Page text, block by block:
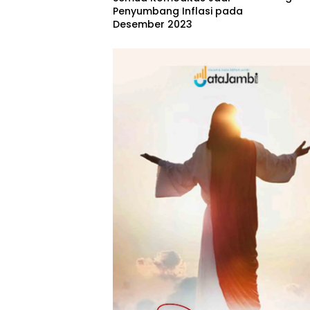
Penyumbang Inflasi pada
Desember 2023